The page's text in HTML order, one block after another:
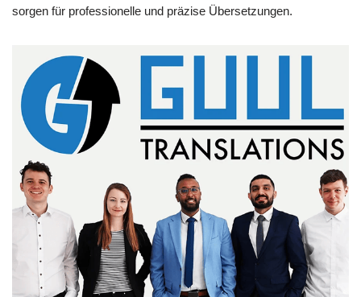
sorgen für professionelle und präzise Übersetzungen.